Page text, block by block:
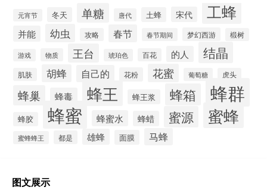
元宵节 冬天 单糖 唐代 土蜂 宋代 工蜂
并能 幼虫 攻略 春节 春节期间 梦幻西游 椴树
游戏 物质 王台 琥珀色 百花 的人 结晶
肌肤 胡蜂 自己的 花粉 花蜜 葡萄糖 虎头
蜂巢 蜂毒 蜂王 蜂王浆 蜂箱 蜂群
蜂胶 蜂蜜 蜂蜜水 蜂蜡 蜜源 蜜蜂
蜜蜂蜂王 都是 雄蜂 面膜 马蜂
图文展示